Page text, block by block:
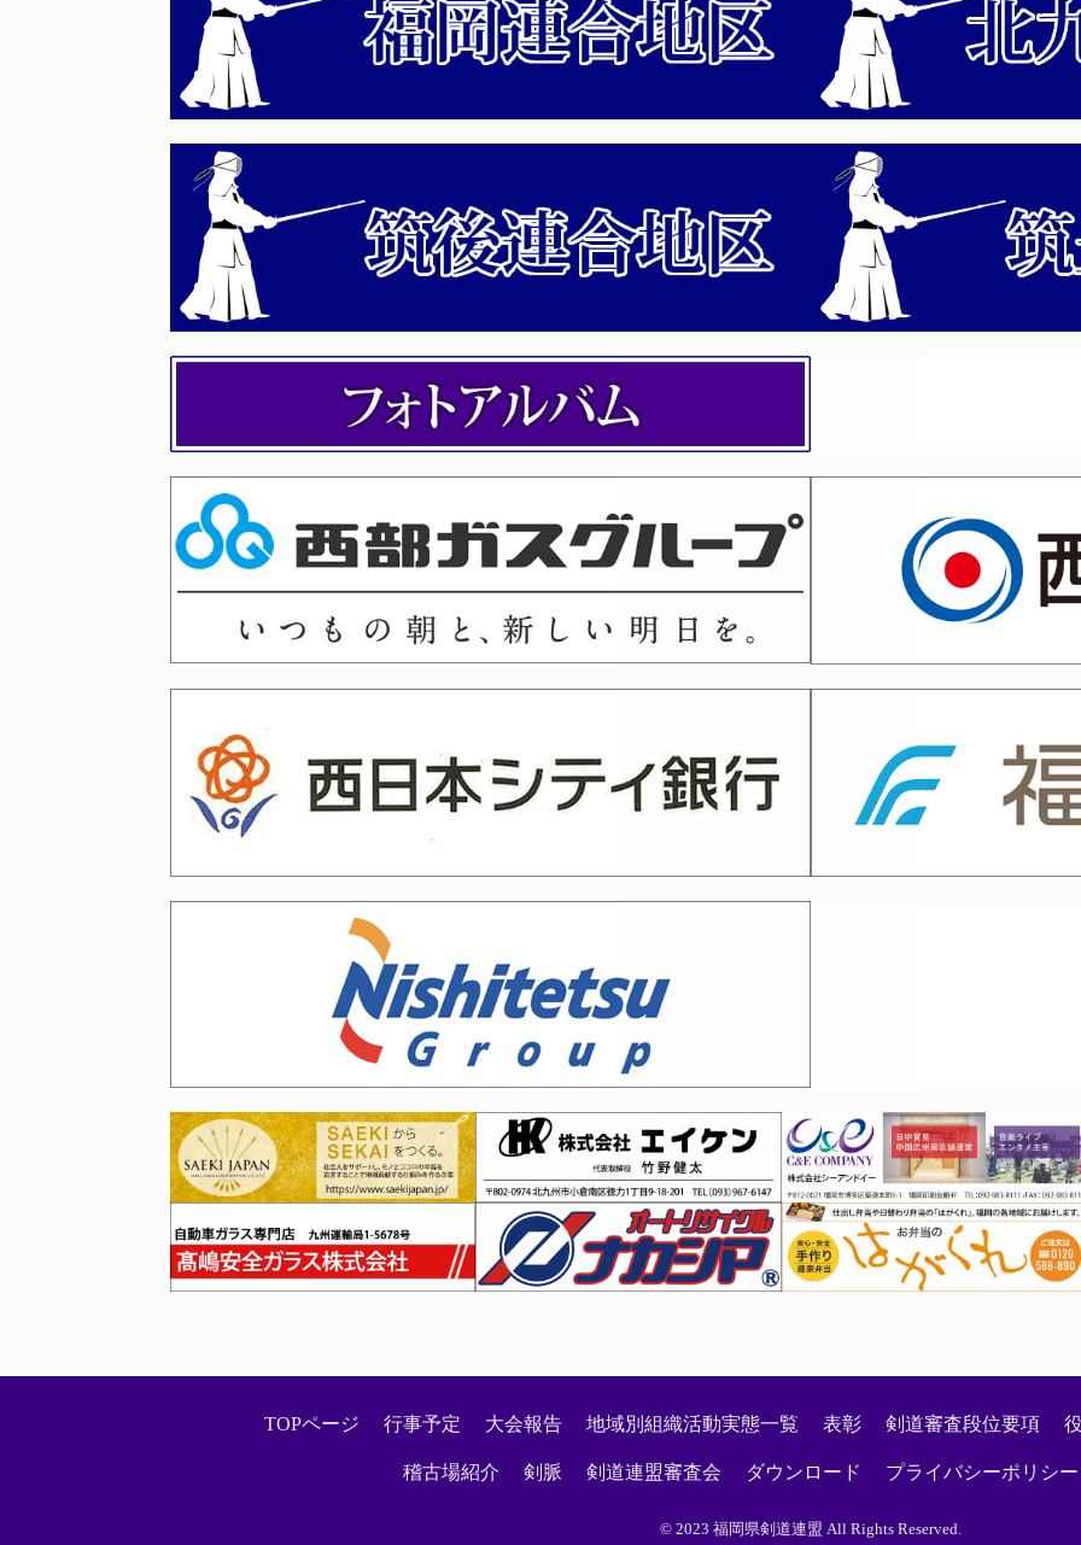
2026年04月11日
令和8年度国民スポーツ大会・西日本各県対抗剣道大会選手候補選考会 「係員」への連絡
第163回 全剣連 社会体育指導員（初級）養成講習会 開催案内
令和８年度 福岡県剣道講習会（審判法）の開催について
2026年04月02日
令和８年度 第５６回福岡県剣道連盟「武道祭」の「係員」へ連絡事項について
2026年03月27日
剣道八段審査会 受審者の受付時間について
2026年03月04日
令和８年度 剣道伝達講習会の開催について
令和8年度国民スポーツ大会・西日本各県対抗剣道大会選手候補選考会実施について
2026年03月02日
2026年02月13日
福岡六段・七段審査会、山梨六段審査会 受審者の皆様へ
2026年02月10日
令和８年２月２８日、３月１日 六段・七段審査会（福岡）係員の皆様へのご連絡
令和8年春 剣道段位（六段～八段）審査会について
2026年01月29日
令和７年度冬季（令和８年２月８日）剣道段位「高校三段～五段」審査会受審者の皆様へ
2026年01月27日
令和８年２月～３月六段・七段審査会 見学者の登録について
2026年01月23日
映画館だよ全員集合！剣道まつり！
2026年01月22日
剣道称号「錬士・教士」審査会について
2026年01月20日
TOPページ 行事予定 大会報告 地域別組織活動実態一覧 表彰 剣道審査段位要項
稽古場紹介 剣脈 剣道連盟審査会 ダウンロード プライバシーポリシー
© 2023 福岡県剣道連盟 All Rights Reserved.